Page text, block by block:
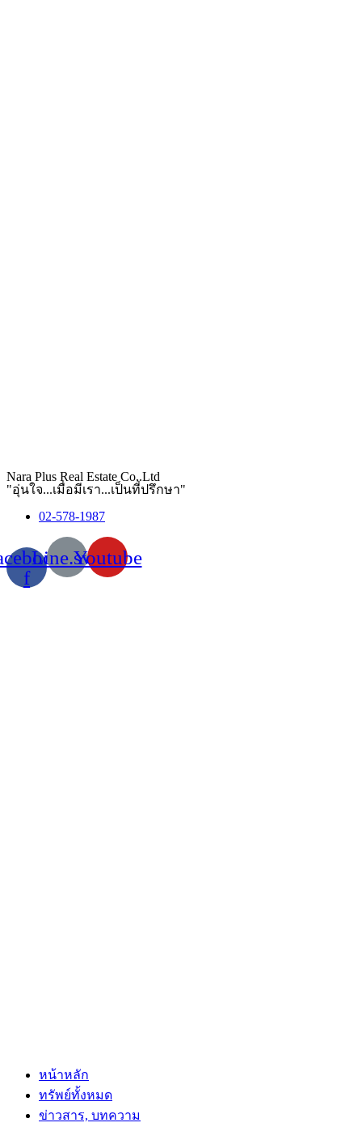
Nara Plus Real Estate Co,.Ltd
"อุ่นใจ...เมื่อมีเรา...เป็นที่ปรึกษา"
02-578-1987
f
Line.svgYoutube
หน้าหลัก
ทรัพย์ทั้งหมด
ข่าวสาร, บทความ